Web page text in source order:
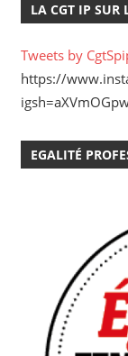
LA CGT IP SUR
Tweets by
https://
EGALITÉ